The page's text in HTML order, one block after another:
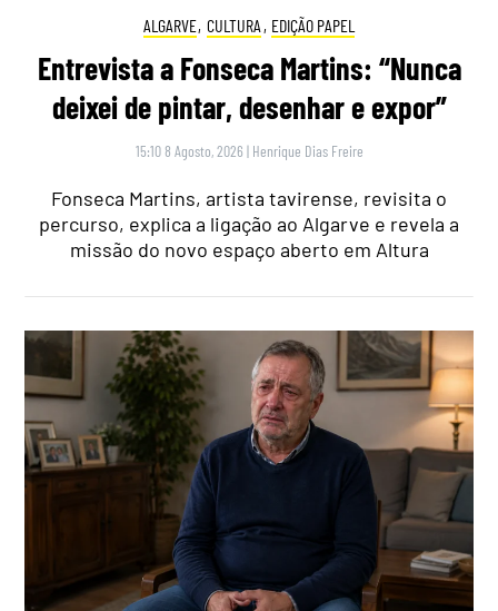
ALGARVE, CULTURA , EDIÇÃO PAPEL
Entrevista a Fonseca Martins: “Nunca
deixei de pintar, desenhar e expor”
15:10 8 Agosto, 2026 | Henrique Dias Freire
Fonseca Martins, artista tavirense, revisita o
percurso, explica a ligação ao Algarve e revela a
missão do novo espaço aberto em Altura